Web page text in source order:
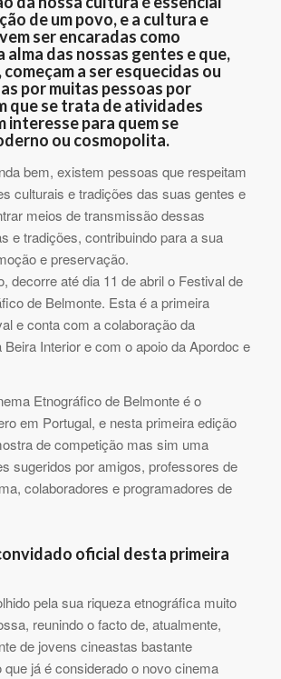
de um povo, e a cultura e
ser encaradas como
alma das nossas gentes e que,
a ser esquecidas ou
por muitas pessoas por
que se trata de atividades
interesse para quem se
ou cosmopolita.
bem, existem pessoas que respeitam
culturais e tradições das suas gentes e
meios de transmissão dessas
e tradições, contribuindo para a sua
e preservação.
decorre até dia 11 de abril o Festival de
de Belmonte. Esta é a primeira
e conta com a colaboração da
Beira Interior e com o apoio da Apordoc e
Etnográfico de Belmonte é o
em Portugal, e nesta primeira edição
de competição mas sim uma
sugeridos por amigos, professores de
colaboradores e programadores de
oficial desta primeira
pela sua riqueza etnográfica muito
reunindo o facto de, atualmente,
de jovens cineastas bastante
já é considerado o novo cinema